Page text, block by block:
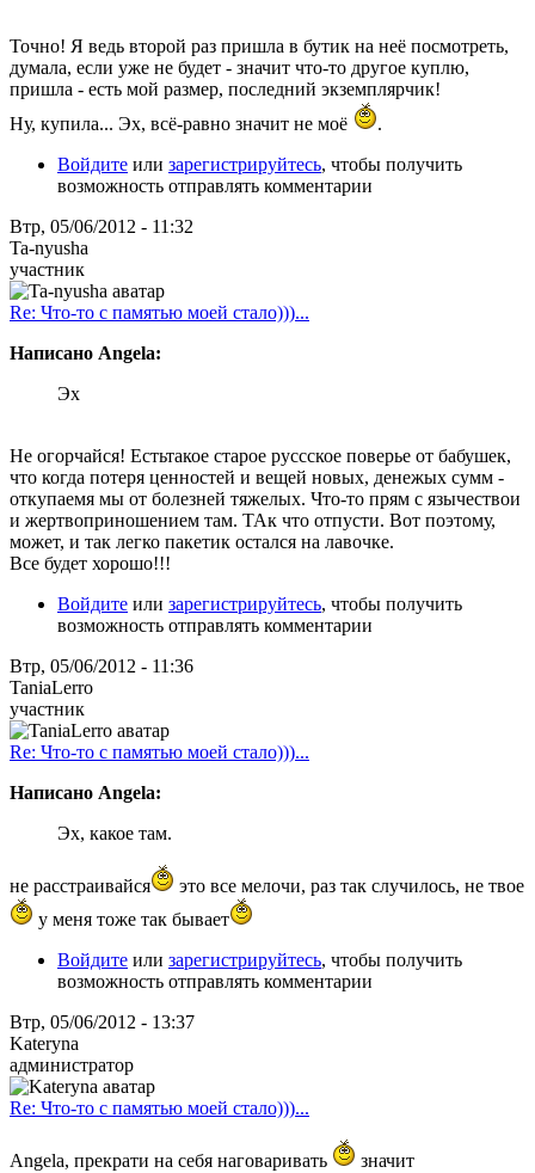
Точно! Я ведь второй раз пришла в бутик на неё посмотреть,
думала, если уже не будет - значит что-то другое куплю,
пришла - есть мой размер, последний экземплярчик!
Ну, купила... Эх, всё-равно значит не моё
.
Войдите или зарегистрируйтесь, чтобы получить
возможность отправлять комментарии
Втр, 05/06/2012 - 11:32
Ta-nyusha
участник
Re: Что-то с памятью моей стало)))...
Написано Angela:
Эх
Не огорчайся! Естьтакое старое руссское поверье от бабушек,
что когда потеря ценностей и вещей новых, денежых сумм -
откупаемя мы от болезней тяжелых. Что-то прям с язычествои
и жертвоприношением там. ТАк что отпусти. Вот поэтому,
может, и так легко пакетик остался на лавочке.
Все будет хорошо!!!
Войдите или зарегистрируйтесь, чтобы получить
возможность отправлять комментарии
Втр, 05/06/2012 - 11:36
TaniaLerro
участник
Re: Что-то с памятью моей стало)))...
Написано Angela:
Эх, какое там.
не расстраивайся
это все мелочи, раз так случилось, не твое
у меня тоже так бывает
Войдите или зарегистрируйтесь, чтобы получить
возможность отправлять комментарии
Втр, 05/06/2012 - 13:37
Kateryna
администратор
Re: Что-то с памятью моей стало)))...
Angela, прекрати на себя наговаривать
значит